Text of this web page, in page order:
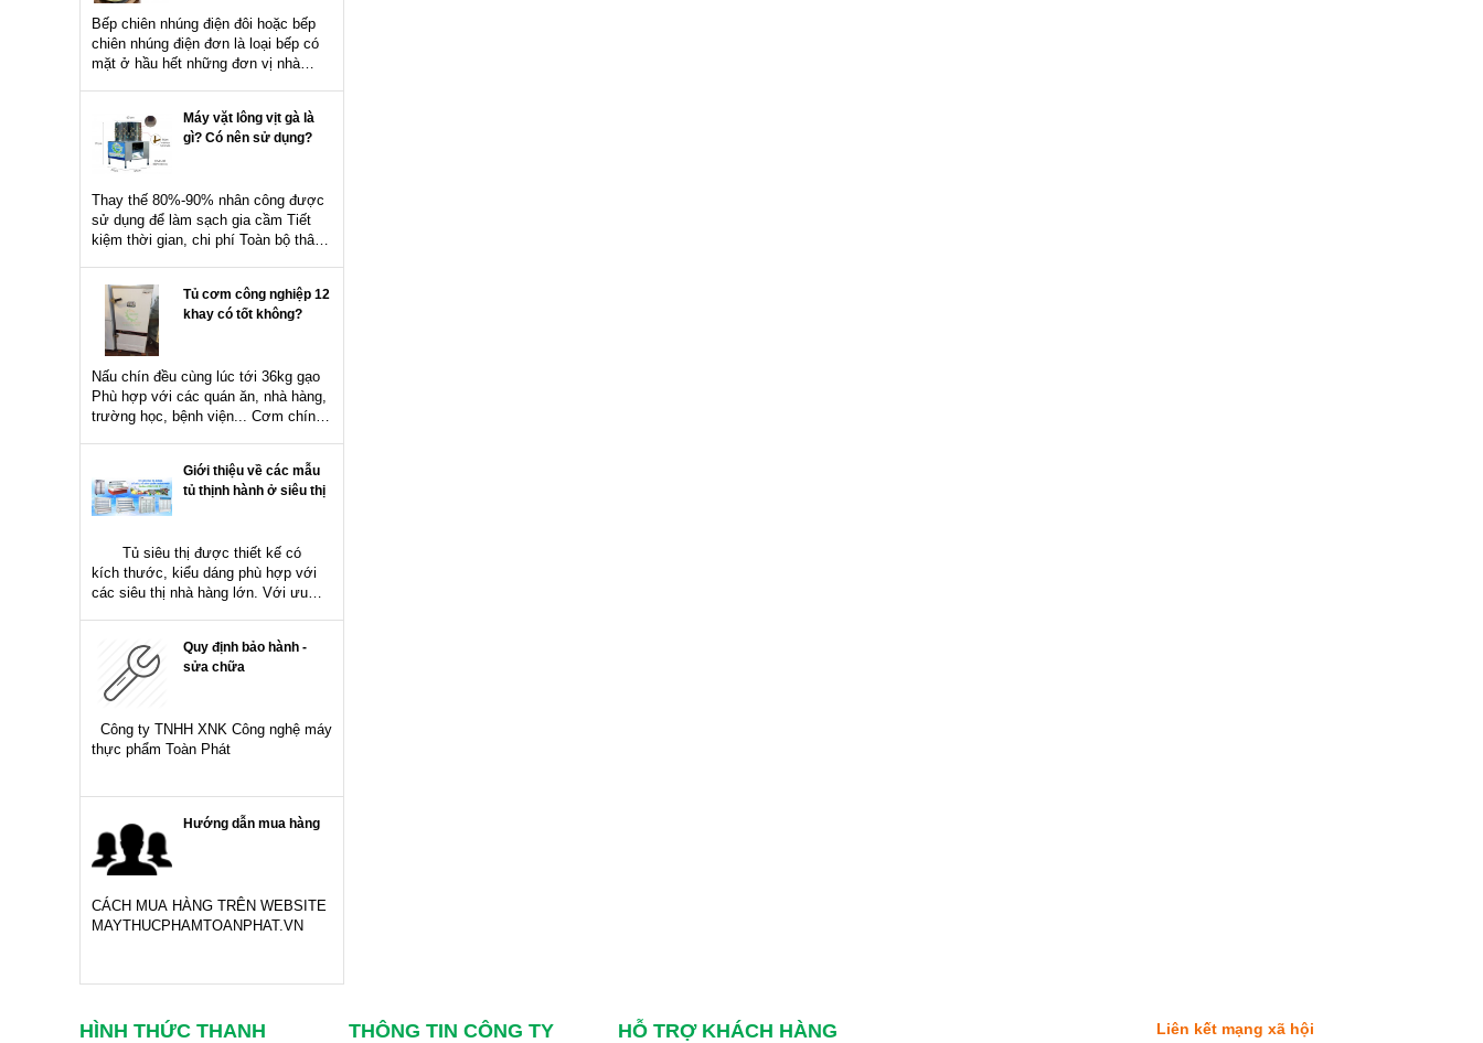
Bếp chiên nhúng điện đôi hoặc bếp
chiên nhúng điện đơn là loại bếp có
mặt ở hầu hết những đơn vị nhà
xích, gà...
Máy vặt lông vịt gà là
gì? Có nên sử dụng?
Thay thế 80%-90% nhân công được
sử dụng để làm sạch gia cầm Tiết
kiệm thời gian, chi phí Toàn bộ thân
từ cao su...
Tủ cơm công nghiệp 12
khay có tốt không?
Nấu chín đều cùng lúc tới 36kg gạo
Phù hợp với các quán ăn, nhà hàng,
trường học, bệnh viện... Cơm chín
Có thể...
Giới thiệu về các mẫu
tủ thịnh hành ở siêu thị
Tủ siêu thị được thiết kế có
kích thước, kiểu dáng phù hợp với
các siêu thị nhà hàng lớn. Với ưu
Quy định bảo hành -
sửa chữa
Công ty TNHH XNK Công nghệ máy
thực phẩm Toàn Phát
Hướng dẫn mua hàng
CÁCH MUA HÀNG TRÊN WEBSITE
MAYTHUCPHAMTOANPHAT.VN
HÌNH THỨC THANH
THÔNG TIN CÔNG TY HỖ TRỢ KHÁCH HÀNG Liên kết mạng xã hội